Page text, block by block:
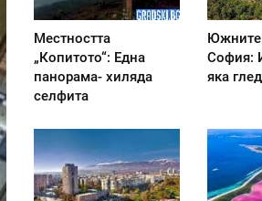
Местността
„Копитото“: Една
панорама- хиляда
селфита
Южните
София:
яка